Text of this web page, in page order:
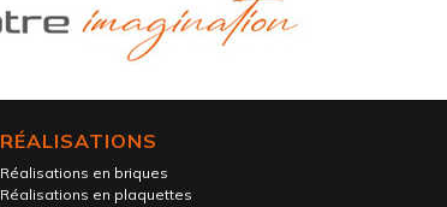
RÉALISATIONS
Réalisations en briques
Réalisations en plaquettes